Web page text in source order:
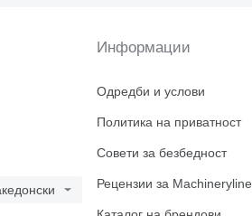
Информации
Одредби и услови
Политика на приватност
Совети за безбедност
Рецензии за Machineryline